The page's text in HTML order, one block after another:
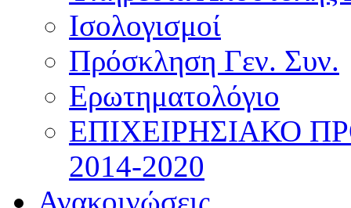
Ισολογισμοί
Πρόσκληση Γεν. Συν.
Ερωτηματολόγιο
ΕΠΙΧΕΙΡΗΣΙΑΚΟ
2014-2020